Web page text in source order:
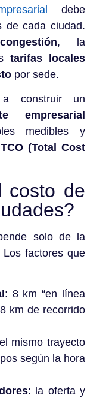
debe
de cada ciudad.
congestión, la
tarifas locales
por sede.
construir un
empresarial
medibles y
TCO (Total Cost
costo de
solo de la
factores que
: 8 km “en línea
km de recorrido
mismo trayecto
según la hora
: la oferta y